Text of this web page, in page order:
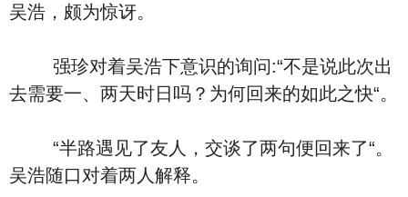
吴浩，颇为惊讶。
强珍对着吴浩下意识的询问:“不是说此次出
去需要一、两天时日吗？为何回来的如此之快“。
“半路遇见了友人，交谈了两句便回来了“。
吴浩随口对着两人解释。